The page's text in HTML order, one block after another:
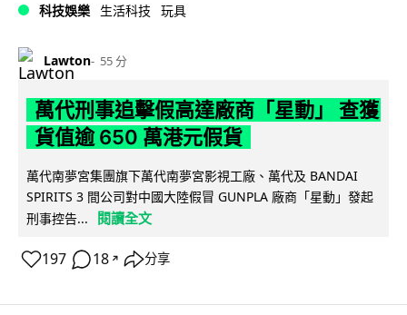
科技娛樂 生活科技 玩具
Lawton 55 分
萬代刑事追擊假高達廠商「星動」 查獲
貨值逾 650 萬港元假貨
萬代南夢宮集團旗下萬代南夢宮影視工廠、萬代及 BANDAI
SPIRITS 3 間公司對中國大陸假冒 GUNPLA 廠商「星動」發起
刑事控告...
閱讀全文
197 18 ↗ 分享